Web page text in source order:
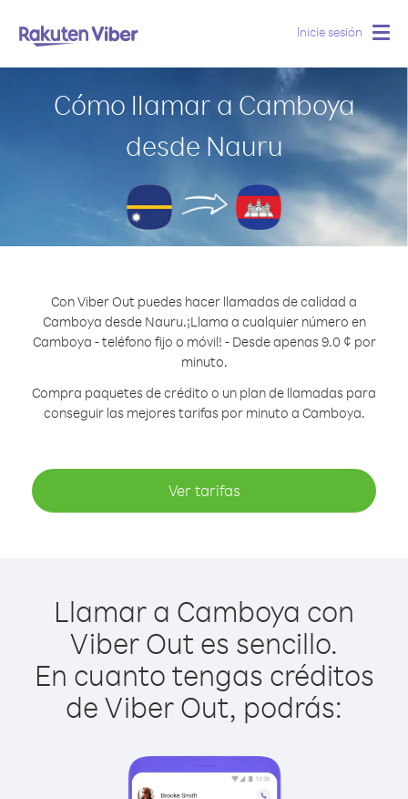
Inicie sesión
Cómo llamar a Camboya
desde Nauru
Con Viber Out puedes hacer llamadas de calidad a
Camboya desde Nauru.¡Llama a cualquier número en
Camboya - teléfono fijo o móvil! - Desde apenas 9.0 ¢ por
minuto.
Compra paquetes de crédito o un plan de llamadas para
conseguir las mejores tarifas por minuto a Camboya.
Ver tarifas
Llamar a Camboya con
Viber Out es sencillo.
En cuanto tengas créditos
de Viber Out, podrás: